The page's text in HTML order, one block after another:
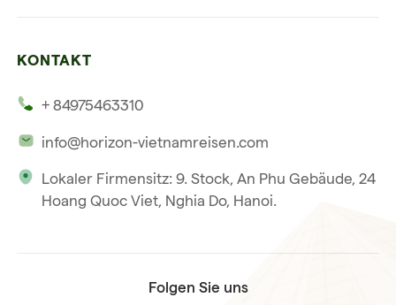
Mehrere Länder
Unsere internationale Tourismuslizenz
KONTAKT
+ 84975463310
info@horizon-vietnamreisen.com
Lokaler Firmensitz: 9. Stock, An Phu Gebäude, 24
Hoang Quoc Viet, Nghia Do, Hanoi.
Folgen Sie uns